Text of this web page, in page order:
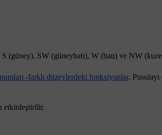
S (güney), SW (güneybatı), W (batı) ve NW
-farklı düzeylerdeki fonksiyonlar.
etkinleştirilir.